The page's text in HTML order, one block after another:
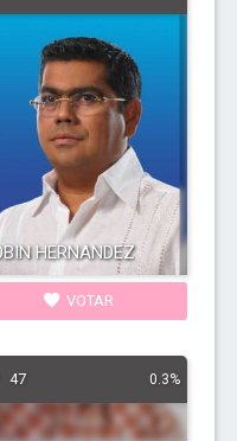
HERNANDEZ
VOTAR
47 0.3%